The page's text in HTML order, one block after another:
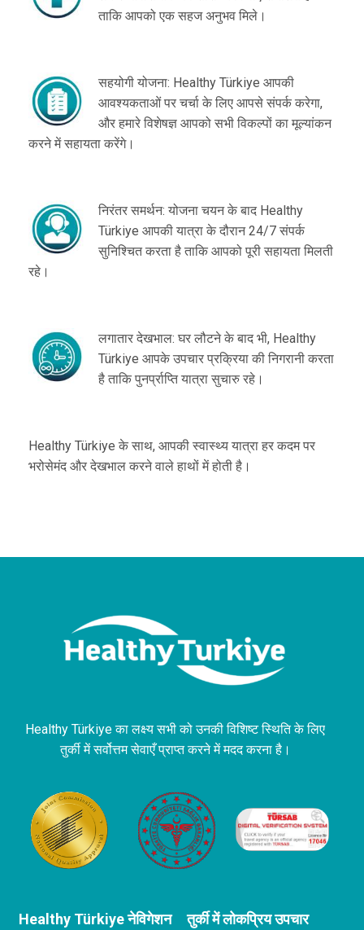
ताकि आपको एक सहज अनुभव मिले।
सहयोगी योजना: Healthy Türkiye आपकी
आवश्यकताओं पर चर्चा के लिए आपसे संपर्क करेगा,
और हमारे विशेषज्ञ आपको सभी विकल्पों का मूल्यांकन
करने में सहायता करेंगे।
निरंतर समर्थन: योजना चयन के बाद Healthy
Türkiye आपकी यात्रा के दौरान 24/7 संपर्क
सुनिश्चित करता है ताकि आपको पूरी सहायता मिलती
रहे।
लगातार देखभाल: घर लौटने के बाद भी, Healthy
Türkiye आपके उपचार प्रक्रिया की निगरानी करता
है ताकि पुनर्प्राप्ति यात्रा सुचारु रहे।
Healthy Türkiye के साथ, आपकी स्वास्थ्य यात्रा हर कदम पर
भरोसेमंद और देखभाल करने वाले हाथों में होती है।
Healthy Türkiye का लक्ष्य सभी को उनकी विशिष्ट स्थिति के लिए
तुर्की में सर्वोत्तम सेवाएँ प्राप्त करने में मदद करना है।
Healthy Türkiye नेविगेशन तुर्की में लोकप्रिय उपचार